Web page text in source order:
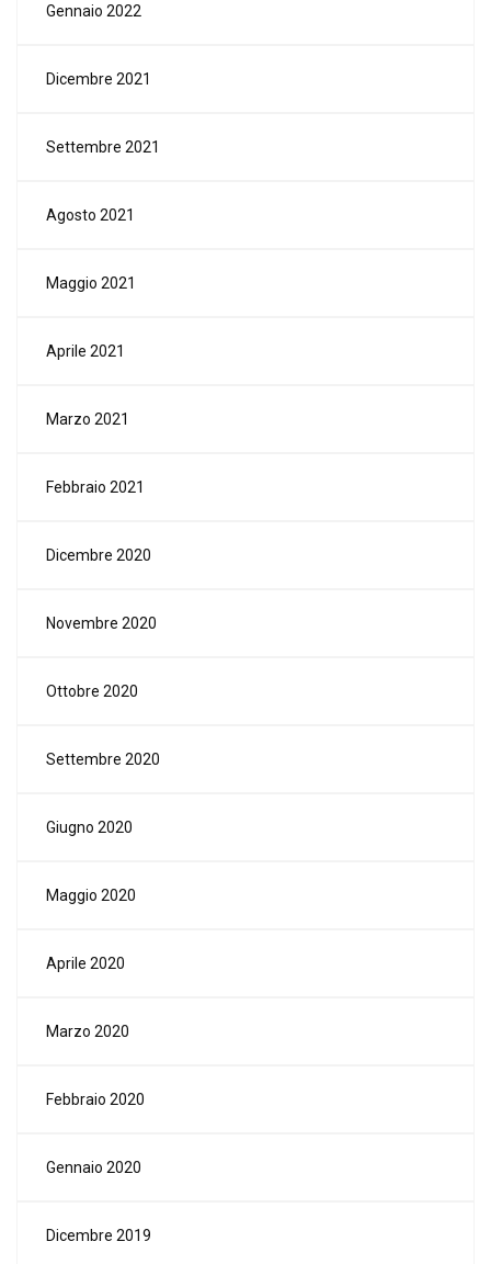
Gennaio 2022
Dicembre 2021
Settembre 2021
Agosto 2021
Maggio 2021
Aprile 2021
Marzo 2021
Febbraio 2021
Dicembre 2020
Novembre 2020
Ottobre 2020
Settembre 2020
Giugno 2020
Maggio 2020
Aprile 2020
Marzo 2020
Febbraio 2020
Gennaio 2020
Dicembre 2019